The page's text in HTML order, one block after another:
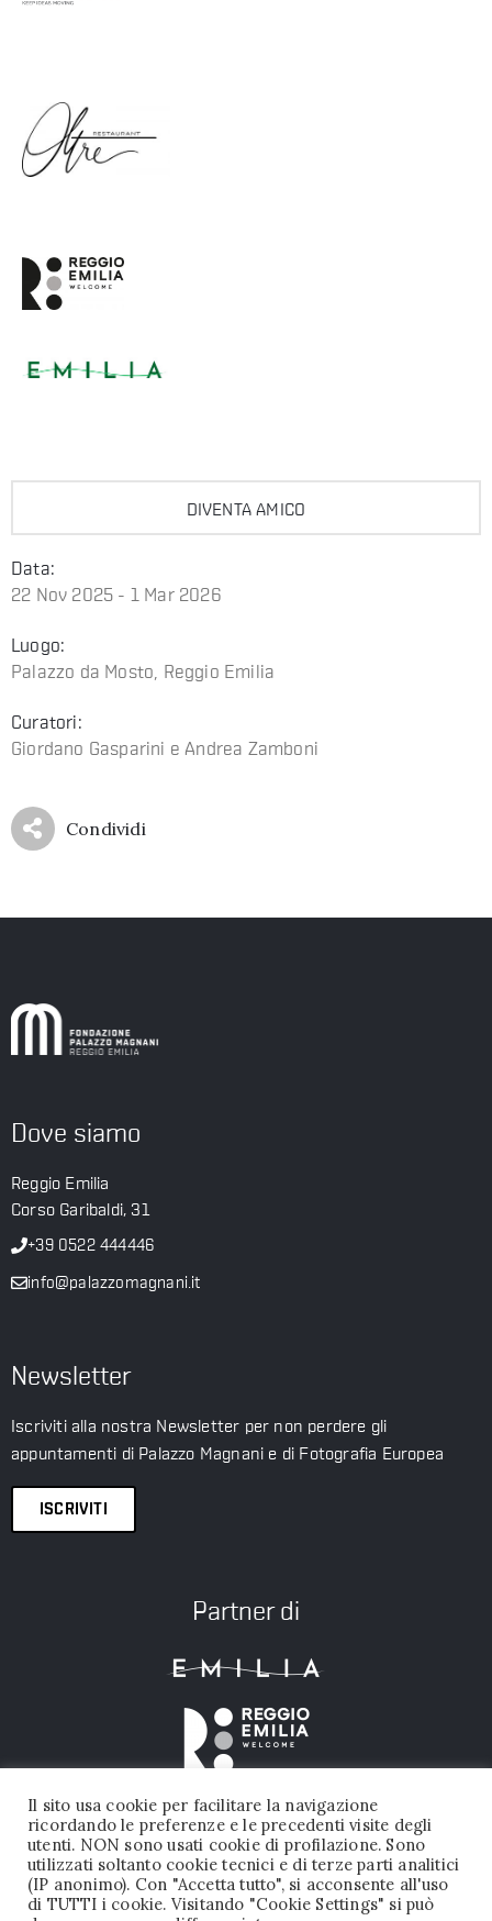
DIVENTA AMICO
Data:
22 Nov 2025 - 1 Mar 2026
Luogo:
Palazzo da Mosto, Reggio Emilia
Curatori:
Giordano Gasparini e Andrea Zamboni
Condividi
Dove siamo
Reggio Emilia
Corso Garibaldi, 31
+39 0522 444446
info@palazzomagnani.it
Newsletter
Iscriviti alla nostra Newsletter per non perdere gli
appuntamenti di Palazzo Magnani e di Fotografia Europea
ISCRIVITI
Partner di
Il sito usa cookie per facilitare la navigazione
ricordando le preferenze e le precedenti visite degli
utenti. NON sono usati cookie di profilazione. Sono
utilizzati soltanto cookie tecnici e di terze parti analitici
(IP anonimo). Con "Accetta tutto", si acconsente all'uso
di TUTTI i cookie. Visitando "Cookie Settings" si può